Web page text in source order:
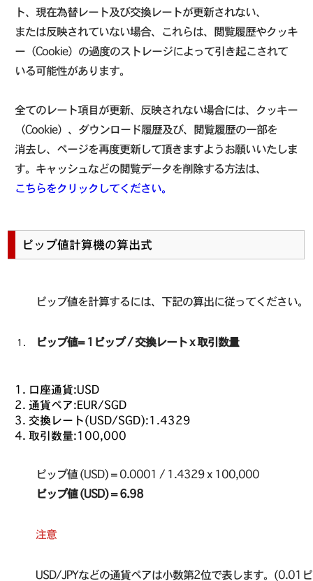
ト、現在為替レート及び交換レートが更新されない、
または反映されていない場合、これらは、閲覧履歴やクッキ
ー（Cookie）の過度のストレージによって引き起こされて
いる可能性があります。
全てのレート項目が更新、反映されない場合には、クッキー
（Cookie）、ダウンロード履歴及び、閲覧履歴の一部を
消去し、ページを再度更新して頂きますようお願いいたしま
す。キャッシュなどの閲覧データを削除する方法は、
こちらをクリックしてください。
ピップ値計算機の算出式
ピップ値を計算するには、下記の算出に従ってください。
ピップ値= 1ピップ / 交換レート x 取引数量
口座通貨:USD
通貨ペア:EUR/SGD
交換レート(USD/SGD):1.4329
取引数量:100,000
ピップ値 (USD) = 0.0001 / 1.4329 x 100,000
ピップ値 (USD) = 6.98
注意
USD/JPYなどの通貨ペアは小数第2位で表します。(0.01ピ